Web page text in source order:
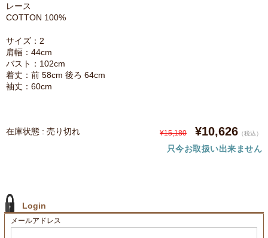
レース
COTTON 100%
サイズ：2
肩幅：44cm
バスト：102cm
着丈：前 58cm 後ろ 64cm
袖丈：60cm
在庫状態 : 売り切れ ¥15,180 ¥10,626 （税込）
只今お取扱い出来ません
Login
メールアドレス